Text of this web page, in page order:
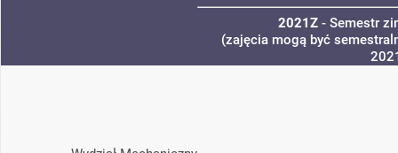
2021Z - Semestr
(zajęcia mogą być